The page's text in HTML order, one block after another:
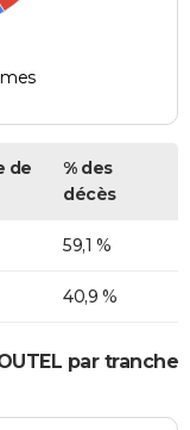
de
% des
décès
59,1 %
40,9 %
par tranche